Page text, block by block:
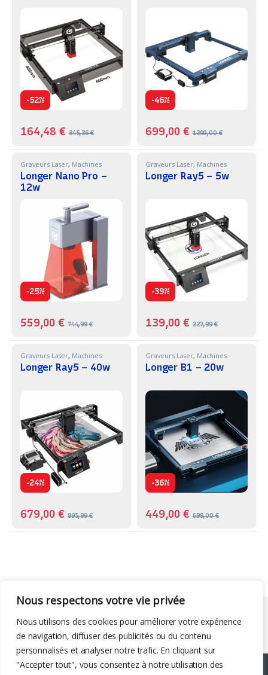
Nous respectons votre vie privée
Nous utilisons des cookies pour améliorer votre expérience
de navigation, diffuser des publicités ou du contenu
personnalisés et analyser notre trafic. En cliquant sur
"Accepter tout", vous consentez à notre utilisation des
-52%
164,48€ 345,36€
-46%
699,00€ 1299,00€
Graveurs Laser, Machines
Longer Nano Pro –
12w
-25%
559,00€ 744,99€
Graveurs Laser, Machines
Longer Ray5 – 5w
-39%
139,00€ 227,99€
Graveurs Laser, Machines
Longer Ray5 – 40w
-24%
679,00€ 895,99€
Graveurs Laser, Machines
Longer B1 – 20w
-36%
449,00€ 699,00€
Liens utiles